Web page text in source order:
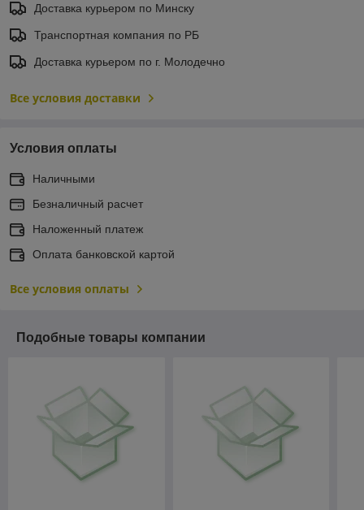
Доставка курьером по Минску
Транспортная компания по РБ
Доставка курьером по г. Молодечно
Все условия доставки
Условия оплаты
Наличными
Безналичный расчет
Наложенный платеж
Оплата банковской картой
Все условия оплаты
Подобные товары компании